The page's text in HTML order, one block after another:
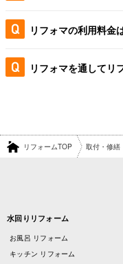
リフォマの利用料金
リフォマを通してリ
リフォームTOP 取付・修繕
水回りリフォーム
お風呂 リフォーム
キッチン リフォーム